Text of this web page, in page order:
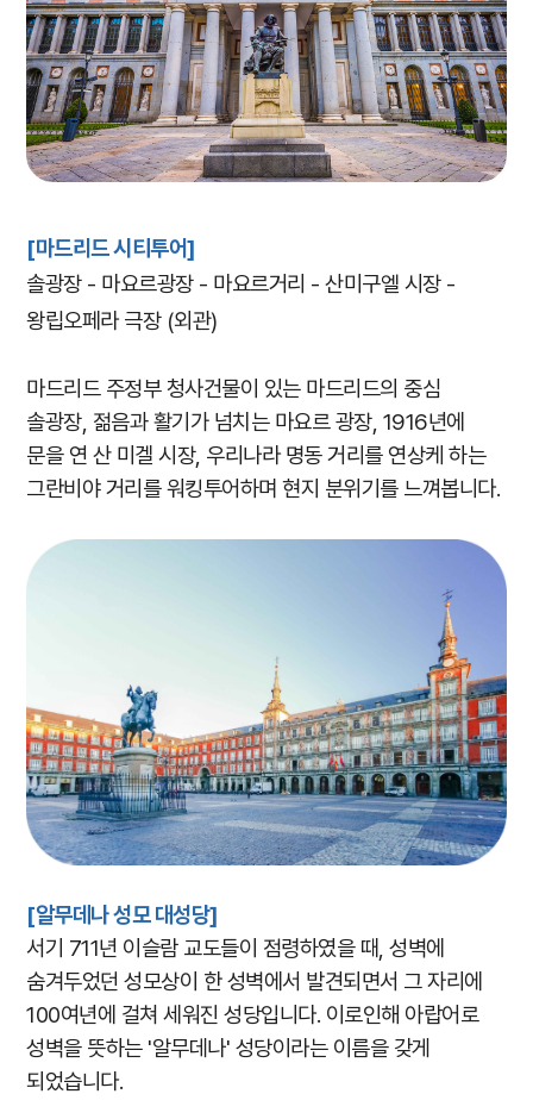
[마드리드 시티투어]
솔광장 - 마요르광장 - 마요르거리 - 산미구엘 시장 -
왕립오페라 극장 (외관)
마드리드 주정부 청사건물이 있는 마드리드의 중심
솔광장, 젊음과 활기가 넘치는 마요르 광장, 1916년에
문을 연 산 미겔 시장, 우리나라 명동 거리를 연상케 하는
그란비야 거리를 워킹투어하며 현지 분위기를 느껴봅니다.
[알무데나 성모 대성당]
서기 711년 이슬람 교도들이 점령하였을 때, 성벽에
숨겨두었던 성모상이 한 성벽에서 발견되면서 그 자리에
100여년에 걸쳐 세워진 성당입니다. 이로인해 아랍어로
성벽을 뜻하는 '알무데나' 성당이라는 이름을 갖게
되었습니다.